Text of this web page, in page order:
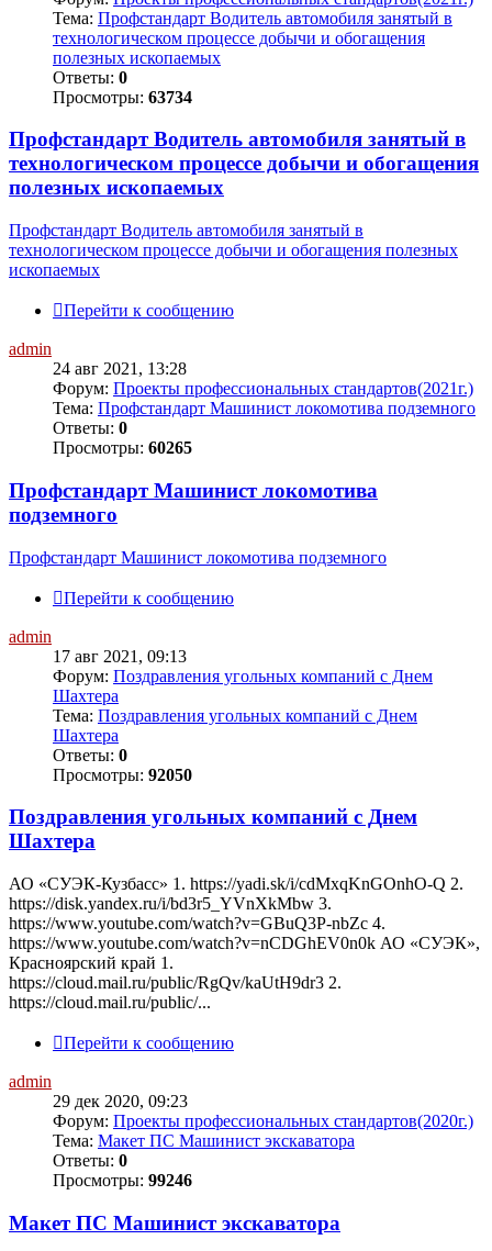
Тема: Профстандарт Водитель автомобиля занятый в
технологическом процессе добычи и обогащения
полезных ископаемых
Ответы: 0
Просмотры: 63734
Профстандарт Водитель автомобиля занятый в
технологическом процессе добычи и обогащения
полезных ископаемых
Профстандарт Водитель автомобиля занятый в
технологическом процессе добычи и обогащения полезных
ископаемых
Перейти к сообщению
admin
24 авг 2021, 13:28
Форум: Проекты профессиональных стандартов(2021г.)
Тема: Профстандарт Машинист локомотива подземного
Ответы: 0
Просмотры: 60265
Профстандарт Машинист локомотива
подземного
Профстандарт Машинист локомотива подземного
Перейти к сообщению
admin
17 авг 2021, 09:13
Форум: Поздравления угольных компаний с Днем
Шахтера
Тема: Поздравления угольных компаний с Днем
Шахтера
Ответы: 0
Просмотры: 92050
Поздравления угольных компаний с Днем
Шахтера
АО «СУЭК-Кузбасс» 1. https://yadi.sk/i/cdMxqKnGOnhO-Q 2.
https://disk.yandex.ru/i/bd3r5_YVnXkMbw 3.
https://www.youtube.com/watch?v=GBuQ3P-nbZc 4.
https://www.youtube.com/watch?v=nCDGhEV0n0k АО «СУЭК»,
Красноярский край 1.
https://cloud.mail.ru/public/RgQv/kaUtH9dr3 2.
https://cloud.mail.ru/public/...
Перейти к сообщению
admin
29 дек 2020, 09:23
Форум: Проекты профессиональных стандартов(2020г.)
Тема: Макет ПС Машинист экскаватора
Ответы: 0
Просмотры: 99246
Макет ПС Машинист экскаватора